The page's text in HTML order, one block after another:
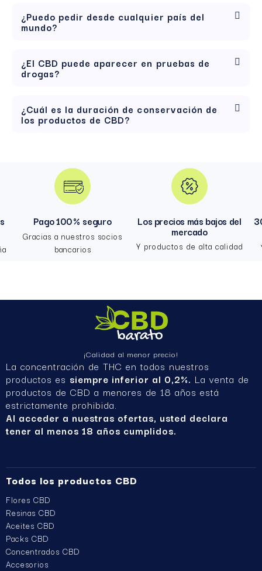
¿Puedo pedir desde cualquier país del
mundo?
¿El CBD puede aparecer en pruebas de
drogas?
¿Cuál es la duración de conservación de
los productos de CBD?
Pago 100 % seguro
Gracias a nuestros socios
bancarios
Los precios más bajos del
mercado
Y productos de alta calidad
¡Calidad al menor precio!
La concentración de THC en todos nuestros
productos es siempre inferior al 0,2%. La venta de
productos de CBD a menores de 18 años está
estrictamente prohibida.
Al acceder a nuestras ofertas, usted declara
tener al menos 18 años cumplidos.
Todos los productos CBD
Flores CBD
Resinas CBD
Aceites CBD
Packs CBD
Concentrados CBD
Accesorios